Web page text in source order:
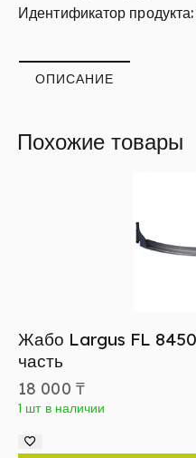
Идентификатор
ОПИСАНИЕ
Похожие товары
Жабо Largus FL
часть
18 000 ₸
1 шт в наличии